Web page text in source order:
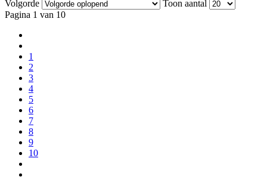
Volgorde
Toon aantal
Pagina 1 van 10
1
2
3
4
5
6
7
8
9
10